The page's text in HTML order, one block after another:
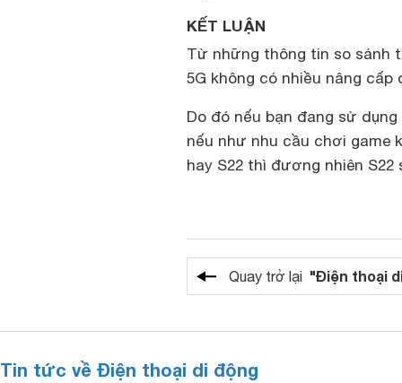
KẾT LUẬN
Từ những thông tin so sánh
5G không có nhiều nâng
Do đó nếu bạn đang sử
nếu như nhu cầu chơi game
hay S22 thì đương nhiên
Quay trở lại "Điện thoại
Tin tức về Điện thoại di động